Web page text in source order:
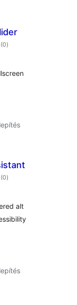
(0értékelés
összesen
)
(0értékelés
összesen
)
alt